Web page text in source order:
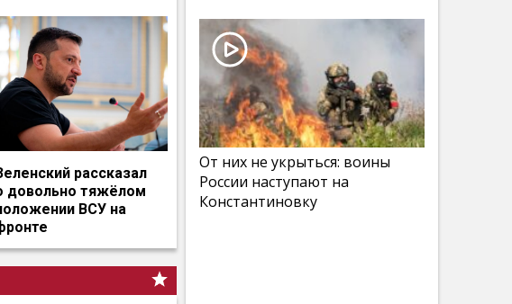
рассказал
довольно тяжёлом
ВСУ на
От них не укрыться: воины
России наступают на
Константиновку